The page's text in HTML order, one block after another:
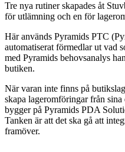
Tre nya rutiner skapades åt
för utlämning och en för
Här används Pyramids PTC
automatiserat förmedlar ut vad
med Pyramids behovsanalys
butiken.
När varan inte finns på
skapa lageromföringar från
bygger på Pyramids PDA
Tanken är att det ska gå att
framöver.